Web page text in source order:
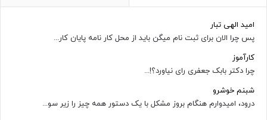
امید الهی تبار
پس چرا الان برای ثبت نام میگن باید از محل کار نامه پایان کار...
کارآموز
چرا دکتر بابک جعفری رای نیاورد؟!...
شبنم خوشرو
درود، امیدوارم هنگام بروز مشکل با یک دستور همه چیز را زیر سو...